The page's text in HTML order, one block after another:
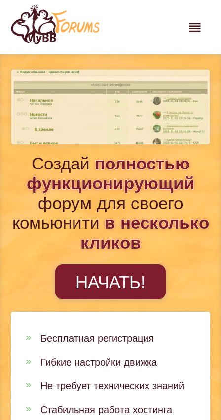
Бесплатная регистрация
Гибкие настройки движка
Не требует технических знаний
Стабильная работа хостинга
Создай полностью
функционирующий
форум для своего
комьюнити в несколько
кликов
НАЧАТЬ!